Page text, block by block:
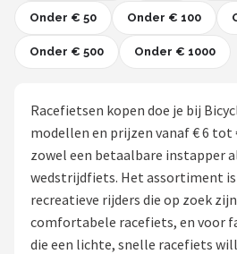
Fietsroutes
Kinderfietsen
Elektrische fietsen
Mountainbikes
Shop
Onder € 50 Onder € 100
Onder € 500 Onder € 1000
Racefietsen kopen doe je bij
modellen en prijzen vanaf € 6 tot
zowel een betaalbare instapper
wedstrijdfiets. Het assortiment
recreatieve rijders die op zoek
comfortabele racefiets, en voor
die een lichte, snelle racefiets